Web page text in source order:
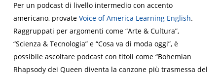
Per un podcast di livello intermedio con accento
americano, provate Voice of America Learning English.
Raggruppati per argomenti come “Arte & Cultura”,
“Scienza & Tecnologia” e “Cosa va di moda oggi”, è
possibile ascoltare podcast con titoli come “Bohemian
Rhapsody dei Queen diventa la canzone più trasmessa del